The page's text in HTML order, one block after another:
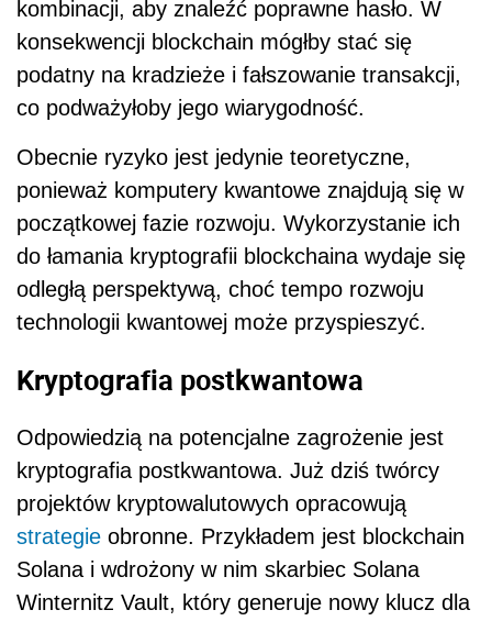
kombinacji, aby znaleźć poprawne hasło. W
konsekwencji blockchain mógłby stać się
podatny na kradzieże i fałszowanie transakcji,
co podważyłoby jego wiarygodność.
Obecnie ryzyko jest jedynie teoretyczne,
ponieważ komputery kwantowe znajdują się w
początkowej fazie rozwoju. Wykorzystanie ich
do łamania kryptografii blockchaina wydaje się
odległą perspektywą, choć tempo rozwoju
technologii kwantowej może przyspieszyć.
Kryptografia postkwantowa
Odpowiedzią na potencjalne zagrożenie jest
kryptografia postkwantowa. Już dziś twórcy
projektów kryptowalutowych opracowują
strategie obronne. Przykładem jest blockchain
Solana i wdrożony w nim skarbiec Solana
Winternitz Vault, który generuje nowy klucz dla